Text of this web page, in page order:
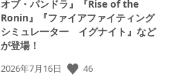
オブ・パンドラ』『Rise of the
Ronin』『ファイアファイティング
シミュレ一タ一 イグナイト』など
が登場！
公
2026年7月16日 46